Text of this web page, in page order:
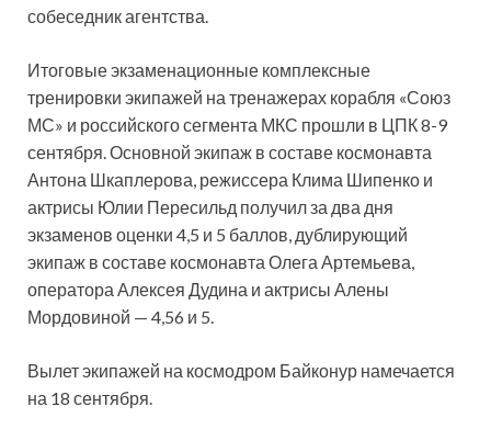
собеседник агентства.
Итоговые экзаменационные комплексные
тренировки экипажей на тренажерах корабля «Союз
МС» и российского сегмента МКС прошли в ЦПК 8-9
сентября. Основной экипаж в составе космонавта
Антона Шкаплерова, режиссера Клима Шипенко и
актрисы Юлии Пересильд получил за два дня
экзаменов оценки 4,5 и 5 баллов, дублирующий
экипаж в составе космонавта Олега Артемьева,
оператора Алексея Дудина и актрисы Алены
Мордовиной — 4,56 и 5.
Вылет экипажей на космодром Байконур намечается
на 18 сентября.